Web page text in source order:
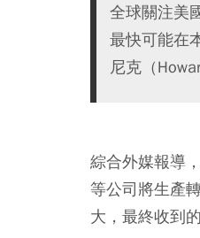
全球關注美
最快可能在
尼克（
綜合外媒報導
等公司將生產
大，最終收到